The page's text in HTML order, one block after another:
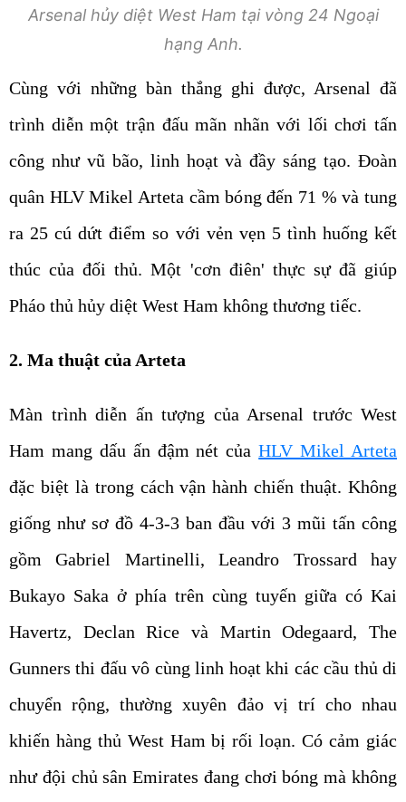
Arsenal hủy diệt West Ham tại vòng 24 Ngoại
hạng Anh.
Cùng với những bàn thắng ghi được, Arsenal đã
trình diễn một trận đấu mãn nhãn với lối chơi tấn
công như vũ bão, linh hoạt và đầy sáng tạo. Đoàn
quân HLV Mikel Arteta cầm bóng đến 71 % và tung
ra 25 cú dứt điểm so với vẻn vẹn 5 tình huống kết
thúc của đối thủ. Một 'cơn điên' thực sự đã giúp
Pháo thủ hủy diệt West Ham không thương tiếc.
2. Ma thuật của Arteta
Màn trình diễn ấn tượng của Arsenal trước West
Ham mang dấu ấn đậm nét củaHLV Mikel Arteta
đặc biệt là trong cách vận hành chiến thuật. Không
giống như sơ đồ 4-3-3 ban đầu với 3 mũi tấn công
gồm Gabriel Martinelli, Leandro Trossard hay
Bukayo Saka ở phía trên cùng tuyến giữa có Kai
Havertz, Declan Rice và Martin Odegaard, The
Gunners thi đấu vô cùng linh hoạt khi các cầu thủ di
chuyển rộng, thường xuyên đảo vị trí cho nhau
khiến hàng thủ West Ham bị rối loạn. Có cảm giác
như đội chủ sân Emirates đang chơi bóng mà không